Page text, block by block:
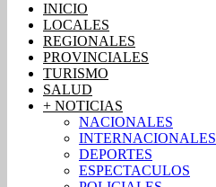
INICIO
LOCALES
REGIONALES
PROVINCIALES
TURISMO
SALUD
+ NOTICIAS
NACIONALES
INTERNACIONALES
DEPORTES
ESPECTACULOS